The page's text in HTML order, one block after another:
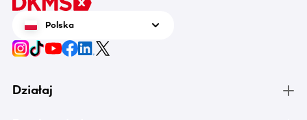
Polska
Działaj